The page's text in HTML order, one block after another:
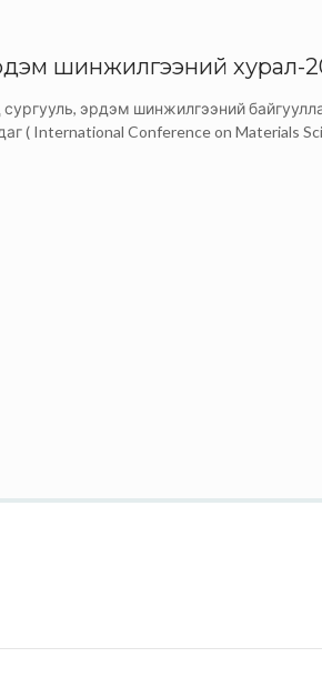
шинжилгээний хурал-
эрдэм шинжилгээний
( International Conference on Materials